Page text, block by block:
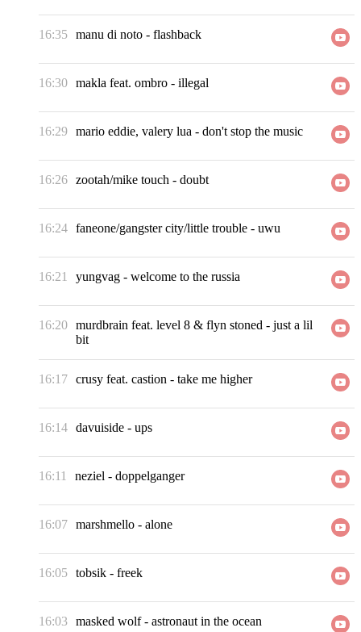
16:35 manu di noto - flashback
16:30 makla feat. ombro - illegal
16:29 mario eddie, valery lua - don't stop the music
16:26 zootah/mike touch - doubt
16:24 faneone/gangster city/little trouble - uwu
16:21 yungvag - welcome to the russia
16:20 murdbrain feat. level 8 & flyn stoned - just a lil
bit
16:17 crusy feat. castion - take me higher
16:14 davuiside - ups
16:11 neziel - doppelganger
16:07 marshmello - alone
16:05 tobsik - freek
16:03 masked wolf- astronaut in the ocean